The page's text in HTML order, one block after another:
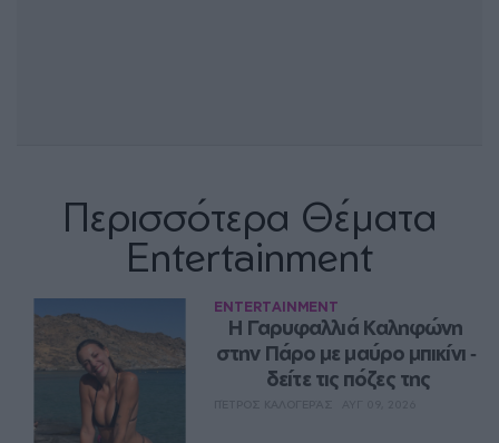
Περισσότερα Θέματα
Entertainment
ENTERTAINMENT
Η Γαρυφαλλιά Καληφώνη
στην Πάρο με μαύρο μπικίνι ‑
δείτε τις πόζες της